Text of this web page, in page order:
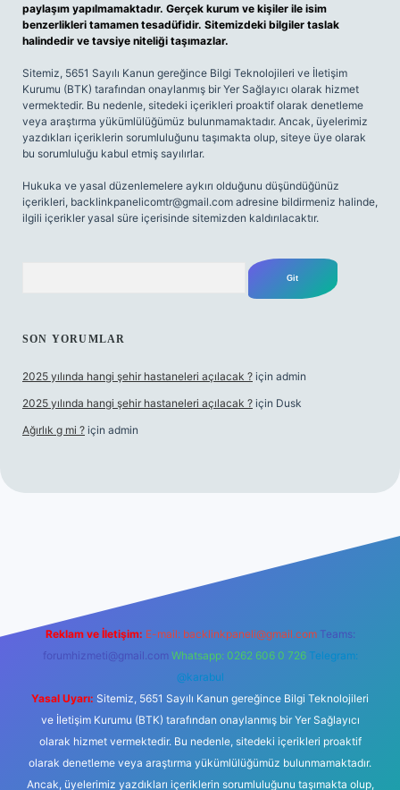
paylaşım yapılmamaktadır. Gerçek kurum ve kişiler ile isim
benzerlikleri tamamen tesadüfidir. Sitemizdeki bilgiler taslak
halindedir ve tavsiye niteliği taşımazlar.
Sitemiz, 5651 Sayılı Kanun gereğince Bilgi Teknolojileri ve İletişim
Kurumu (BTK) tarafından onaylanmış bir Yer Sağlayıcı olarak hizmet
vermektedir. Bu nedenle, sitedeki içerikleri proaktif olarak denetleme
veya araştırma yükümlülüğümüz bulunmamaktadır. Ancak, üyelerimiz
yazdıkları içeriklerin sorumluluğunu taşımakta olup, siteye üye olarak
bu sorumluluğu kabul etmiş sayılırlar.
Hukuka ve yasal düzenlemelere aykırı olduğunu düşündüğünüz
içerikleri, backlinkpanelicomtr@gmail.com adresine bildirmeniz halinde,
ilgili içerikler yasal süre içerisinde sitemizden kaldırılacaktır.
SON YORUMLAR
2025 yılında hangi şehir hastaneleri açılacak ? için admin
2025 yılında hangi şehir hastaneleri açılacak ? için Dusk
Ağırlık g mi ? için admin
Reklam ve İletişim: E-mail: backlinkpaneli@gmail.com Teams:
forumhizmeti@gmail.com Whatsapp: 0262 606 0 726 Telegram:
@karabul
Yasal Uyarı: Sitemiz, 5651 Sayılı Kanun gereğince Bilgi Teknolojileri
ve İletişim Kurumu (BTK) tarafından onaylanmış bir Yer Sağlayıcı
olarak hizmet vermektedir. Bu nedenle, sitedeki içerikleri proaktif
olarak denetleme veya araştırma yükümlülüğümüz bulunmamaktadır.
Ancak, üyelerimiz yazdıkları içeriklerin sorumluluğunu taşımakta olup,